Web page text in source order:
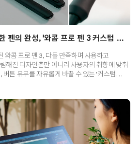
내 손에 딱 맞는 완벽한 펜의 완성, '와콤 프로 펜 3 커스텀 키트'를 소개합니다.
와콤 프로 펜 3, 다들 만족하며 사용하고
해진 디자인뿐만 아니라 사용자의 취향에 맞춰
버튼 유무를 자유롭게 바꿀 수 있는 '커스텀
면 더 안정감이 생길 것 같은데”라며 사용
데요. ‘나도 프로 펜 3를 내 스타일대로 튜닝하고
위해, 와콤 프로 펜 3 커스텀 키트
히 소개해 드릴게요. 왜 커스텀 키트가
가 포함된 제품 중, 상위 라..